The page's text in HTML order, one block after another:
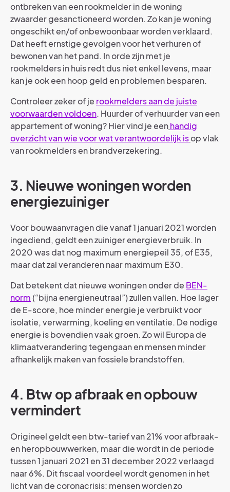
ontbreken van een rookmelder in de woning
zwaarder gesanctioneerd worden. Zo kan je woning
ongeschikt en/of onbewoonbaar worden verklaard.
Dat heeft ernstige gevolgen voor het verhuren of
bewonen van het pand. In orde zijn met je
rookmelders in huis redt dus niet enkel levens, maar
kan je ook een hoop geld en problemen besparen.
Controleer zeker of je rookmelders aan de juiste
voorwaarden voldoen. Huurder of verhuurder van een
appartement of woning? Hier vind je eenhandig
overzicht van wie voor wat verantwoordelijk isop vlak
van rookmelders en brandverzekering.
3. Nieuwe woningen worden
energiezuiniger
Voor bouwaanvragen die vanaf 1 januari 2021 worden
ingediend, geldt een zuiniger energieverbruik. In
2020 was dat nog maximum energiepeil 35, of E35,
maar dat zal veranderen naar maximum E30.
Dat betekent dat nieuwe woningen onder de BEN-
norm(“bijna energieneutraal”) zullen vallen. Hoe lager
de E-score, hoe minder energie je verbruikt voor
isolatie, verwarming, koeling en ventilatie. De nodige
energie is bovendien vaak groen. Zo wil Europa de
klimaatverandering tegengaan en mensen minder
afhankelijk maken van fossiele brandstoffen.
4. Btw op afbraak en opbouw
vermindert
Origineel geldt een btw-tarief van 21% voor afbraak-
en heropbouwwerken, maar die wordt in de periode
tussen 1 januari 2021 en 31 december 2022 verlaagd
naar 6%. Dit fiscaal voordeel wordt genomen in het
licht van de coronacrisis: mensen worden zo